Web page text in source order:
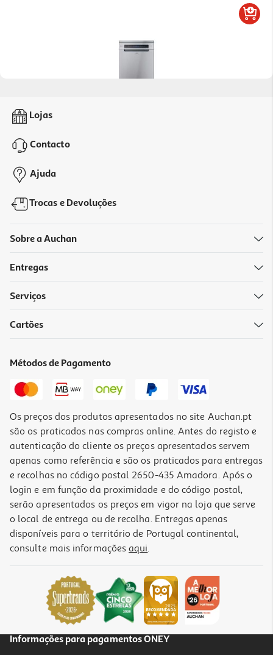
Máquina De Lavar Loiça Candy Cf 4b7f0x Inox 14 Conjuntos
Classe B
549,99 €
Máquina De Lavar Loiça Lg Df273fvs Silver 14 Conjuntos Classe A
679,99 €
Lojas
Contacto
Ajuda
Trocas e Devoluções
Sobre a Auchan
Entregas
Serviços
Cartões
Métodos de Pagamento
Os preços dos produtos apresentados no site Auchan.pt
são os praticados nas compras online. Antes do registo e
autenticação do cliente os preços apresentados servem
apenas como referência e são os praticados para entregas
e recolhas no código postal 2650-435 Amadora. Após o
login e em função da proximidade e do código postal,
serão apresentados os preços em vigor na loja que serve
o local de entrega ou de recolha. Entregas apenas
disponíveis para o território de Portugal continental,
consulte mais informaçõesaqui.
Informações para pagamentos ONEY